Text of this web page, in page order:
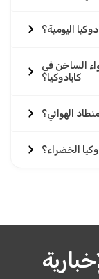
اليومية؟
الساخن في
كابادوكيا؟
الهوائي؟
الخضراء؟